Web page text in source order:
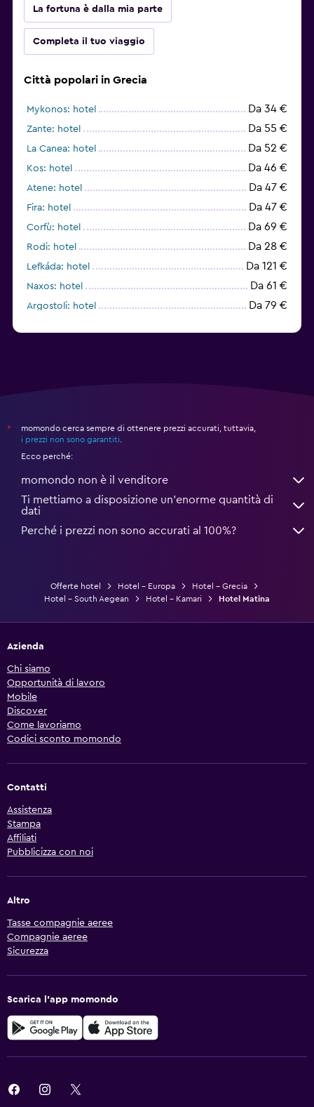
La fortuna è dalla mia parte
Completa il tuo viaggio
Città popolari in Grecia
Mykonos: hotel Da 34 €
Zante: hotel Da 55 €
La Canea: hotel Da 52 €
Kos: hotel Da 46 €
Atene: hotel Da 47 €
Fira: hotel Da 47 €
Corfù: hotel Da 69 €
Rodi: hotel Da 28 €
Lefkáda: hotel Da 121 €
Naxos: hotel Da 61 €
Argostoli: hotel Da 79 €
*
momondo cerca sempre di ottenere prezzi accurati, tuttavia,
i prezzi non sono garantiti
Ecco perché:
momondo non è il venditore
Ti mettiamo a disposizione un’enorme quantità di
dati
Perché i prezzi non sono accurati al 100%?
Offerte hotel Hotel - Europa
Hotel - Grecia
Hotel - South Aegean
Hotel - Kamari Hotel Matina
Azienda
Chi siamo
Opportunità di lavoro
Mobile
Discover
Come lavoriamo
Codici sconto momondo
Contatti
Assistenza
Stampa
Affiliati
Pubblicizza con noi
Altro
Tasse compagnie aeree
Compagnie aeree
Sicurezza
Scarica l'app momondo